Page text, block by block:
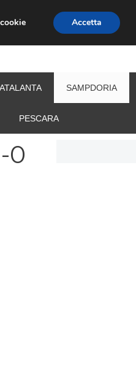
CALCIOMERCATO
SAMPDORIA
PESCARA
0
Accetta